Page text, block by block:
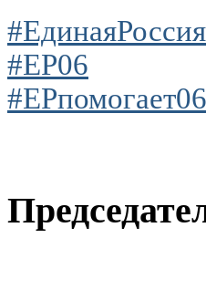
#ЕдинаяРоссия
#ЕР06
#ЕРпомогает06